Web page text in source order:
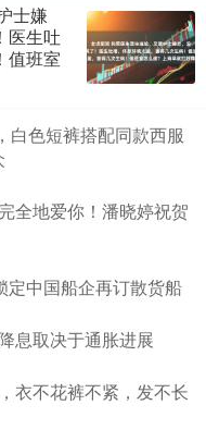
士嫌
医生吐
值班室
白色短裤搭配同款西服
全地爱你！潘晓婷祝贺
定中国船企再订散货船
息取决于通胀进展
衣不花裤不紧，发不长